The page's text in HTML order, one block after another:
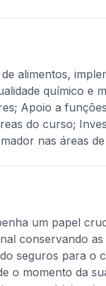
alimentos,
químico e
Apoio a
do curso;
nas áreas
um papel
conservando
seguros para o
o momento da